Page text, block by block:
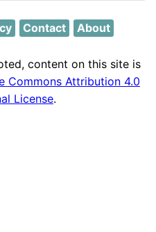
Contact About
content on this site is
Commons Attribution 4.0
License.